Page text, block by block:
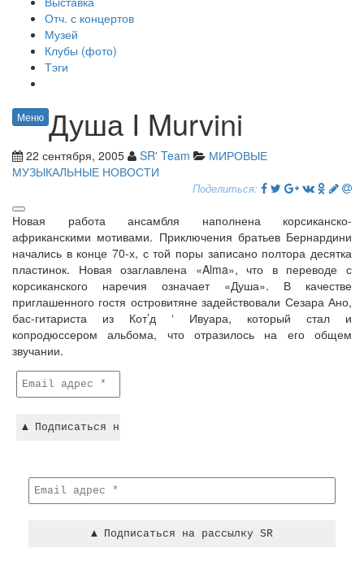
Отч. с концертов
Музей
Клубы (фото)
Тэги
Меню Душа I Murvini
22 сентября, 2005 SR' Team
МИРОВЫЕ
МУЗЫКАЛЬНЫЕ НОВОСТИ
Поделиться:
Новая работа ансамбля наполнена корсиканско-
африканскими мотивами. Приключения братьев Бернардини
начались в конце 70-х, с той поры записано полтора десятка
пластинок. Новая озаглавлена «Alma», что в переводе с
корсиканского наречия означает «Душа». В качестве
приглашенного гостя островитяне задействовали Сезара Ано,
бас-гитариста из Кот’д ‘ Ивуара, который стал и
копродюссером альбома, что отразилось на его общем
звучании.